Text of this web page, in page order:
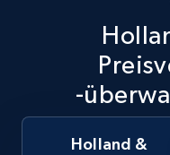
TikTok Shop
URL, Title,
price, Final price,
5.4K+
-
Holland &